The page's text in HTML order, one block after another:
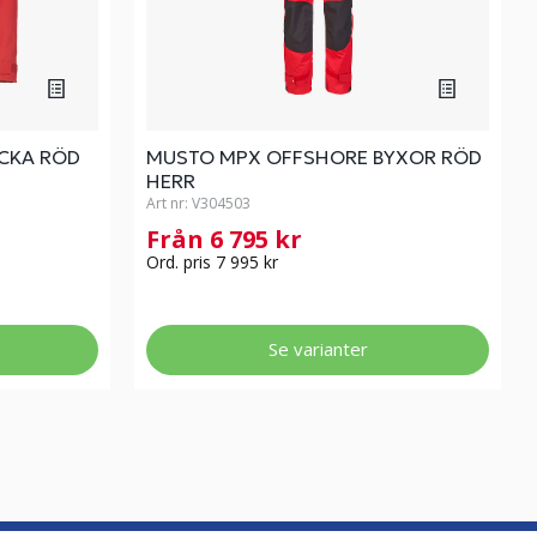
RÖD
MUSTO MPX OFFSHORE BYXOR RÖD
HERR
Art nr: V304503
Från 6 795 kr
Ord. pris 7 995 kr
Se varianter